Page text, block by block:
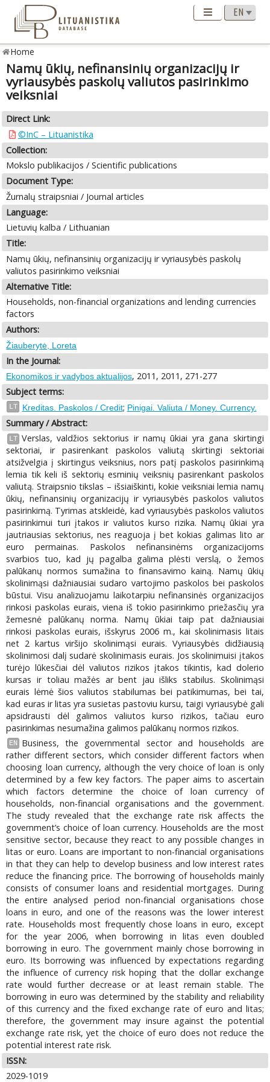
Home
Namų ūkių, nefinansinių organizacijų ir
vyriausybės paskolų valiutos pasirinkimo
veiksniai
Direct Link:
©InC – Lituanistika
Collection:
Mokslo publikacijos / Scientific publications
Document Type:
Žurnalų straipsniai / Journal articles
Language:
Lietuvių kalba / Lithuanian
Title:
Namų ūkių, nefinansinių organizacijų ir vyriausybės paskolų
valiutos pasirinkimo veiksniai
Alternative Title:
Households, non-financial organizations and lending currencies
factors
Authors:
Žiauberytė, Loreta
In the Journal:
Ekonomikos ir vadybos aktualijos, 2011, 2011, 271-277
Subject terms:
LT Kreditas. Paskolos / Credit; Pinigai. Valiuta / Money. Currency.
Summary / Abstract:
LT Verslas, valdžios sektorius ir namų ūkiai yra gana skirtingi
sektoriai, ir pasirenkant paskolos valiutą skirtingi sektoriai
atsižvelgia į skirtingus veiksnius, nors patį paskolos pasirinkimą
lemia tik keli iš sektorių esminių veiksnių pasirenkant paskolos
valiutą. Straipsnio tikslas – išsiaiškinti, kokie veiksniai lemia namų
ūkių, nefinansinių organizacijų ir vyriausybės paskolos valiutos
pasirinkimą. Tyrimas atskleidė, kad vyriausybės paskolos valiutos
pasirinkimui turi įtakos ir valiutos kurso rizika. Namų ūkiai yra
jautriausias sektorius, nes reaguoja į bet kokias galimas lito ar
euro permainas. Paskolos nefinansinėms organizacijoms
svarbios tuo, kad jų pagalba galima plėsti verslą, o žemos
palūkanų normos sumažina to finansavimo kainą. Namų ūkių
skolinimąsi dažniausiai sudaro vartojimo paskolos bei paskolos
būstui. Visu analizuojamu laikotarpiu nefinansinės organizacijos
rinkosi paskolas eurais, viena iš tokio pasirinkimo priežasčių yra
žemesnė palūkanų norma. Namų ūkiai taip pat dažniausiai
rinkosi paskolas eurais, išskyrus 2006 m., kai skolinimasis litais
net 2 kartus viršijo skolinimąsi eurais. Vyriausybės didžiausią
skolinimosi dalį sudarė skolinimasis eurais. Jos skolinimuisi įtakos
turėjo lūkesčiai dėl valiutos rizikos įtakos tikintis, kad dolerio
kursas ir toliau mažės ar bent jau išliks stabilus. Skolinimąsi
eurais lėmė šios valiutos stabilumas bei patikimumas, bei tai,
kad euras ir litas yra susietas pastoviu kursu, taigi vyriausybė gali
apsidrausti dėl galimos valiutos kurso rizikos, tačiau euro
pasirinkimas nesumažina galimos palūkanų normos rizikos.
EN
Business, the governmental sector and households are
rather different sectors, which consider different factors when
choosing loan currency, although the very choice of loan is only
determined by a few key factors. The paper aims to ascertain
which factors determine the choice of loan currency of
households, non-financial organisations and the government.
The study revealed that the exchange rate risk affects the
government’s choice of loan currency. Households are the most
sensitive sector, because they react to any possible changes in
litas or euro. Loans are important to non-financial organisations
in that they can help to develop business and low interest rates
reduce the financing price. The borrowing of households mainly
consists of consumer loans and residential mortgages. During
the entire analysed period non-financial organisations chose
loans in euro, and one of the reasons was the lower interest
rate. Households most frequently chose loans in euro, except
for the year 2006, when borrowing in litas even doubled
borrowing in euro. The government mainly chose borrowing in
euro. Its borrowing was influenced by expectations regarding
the influence of currency risk hoping that the dollar exchange
rate would further decrease or at least remain stable. The
borrowing in euro was determined by the stability and reliability
of this currency and the fixed exchange rate of euro and litas;
therefore, the government may insure against the potential
exchange rate risk, yet the choice of euro does not reduce the
potential interest rate risk.
ISSN:
2029-1019